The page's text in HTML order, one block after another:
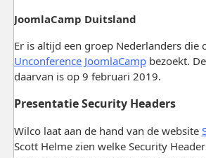
JoomlaCamp Duitsland
Er is altijd een groep Nederlanders die
Unconference JoomlaCampbezoekt.
daarvan is op 9 februari 2019.
Presentatie Security Headers
Wilco laat aan de hand van de website
Scott Helme zien welke Security